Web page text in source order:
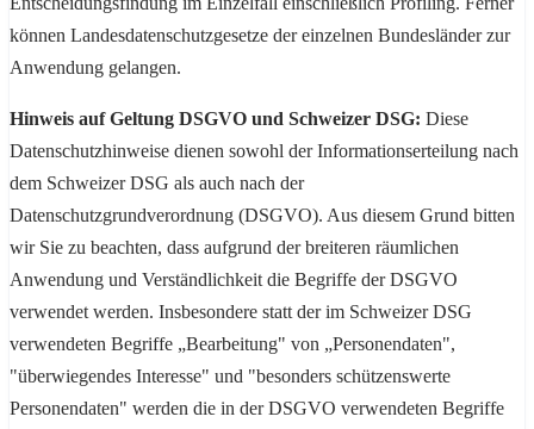
können Landesdatenschutzgesetze der einzelnen Bundesländer zur
Anwendung gelangen.
Hinweis auf Geltung DSGVO und Schweizer DSG: Diese
Datenschutzhinweise dienen sowohl der Informationserteilung nach
dem Schweizer DSG als auch nach der
Datenschutzgrundverordnung (DSGVO). Aus diesem Grund bitten
wir Sie zu beachten, dass aufgrund der breiteren räumlichen
Anwendung und Verständlichkeit die Begriffe der DSGVO
verwendet werden. Insbesondere statt der im Schweizer DSG
verwendeten Begriffe „Bearbeitung" von „Personendaten",
"überwiegendes Interesse" und "besonders schützenswerte
Personendaten" werden die in der DSGVO verwendeten Begriffe